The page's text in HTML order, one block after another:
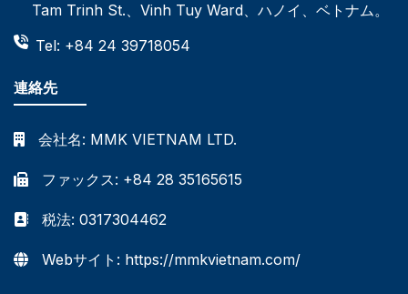
Tam Trinh St.、Vinh Tuy Ward、ハノイ、ベトナム。
Tel: +84 24 39718054
連絡先
会社名: MMK VIETNAM LTD.
ファックス: +84 28 35165615
税法: 0317304462
Webサイト: https://mmkvietnam.com/